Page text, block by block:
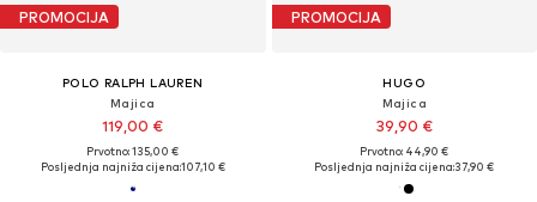
PROMOCIJA
POLO RALPH LAUREN
Majica
119,00 €
Prvotno: 135,00 €
Posljednja najniža cijena:107,10 €
PROMOCIJA
HUGO
Majica
39,90 €
Prvotno: 44,90 €
Posljednja najniža cijena:37,90 €